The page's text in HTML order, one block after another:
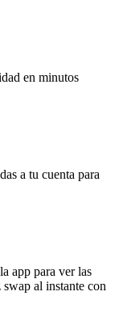
en minutos
a tu cuenta para
app para ver las
al instante con